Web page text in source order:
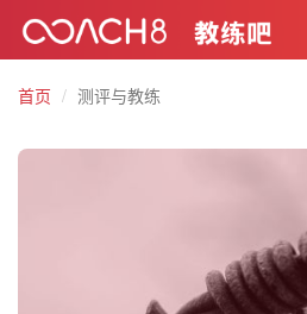
首页
测评与教练